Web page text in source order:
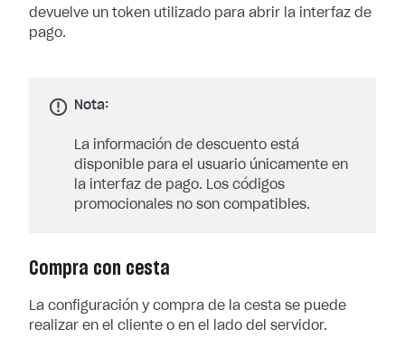
devuelve un token utilizado para abrir la interfaz de
pago.
Nota:
La información de descuento está
disponible para el usuario únicamente en
la interfaz de pago. Los códigos
promocionales no son compatibles.
Compra con cesta
La configuración y compra de la cesta se puede
realizar en el cliente o en el lado del servidor.